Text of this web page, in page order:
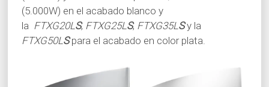
(5.000W) en el acabado blanco y
la FTXG20LS, FTXG25LS, FTXG35LS y la
FTXG50LS para el acabado en color plata.